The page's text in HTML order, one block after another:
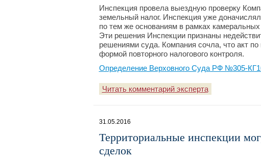
Инспекция провела выездную проверку
земельный налог. Инспекция уже
по тем же основаниям в рамках
Эти решения Инспекции признаны
решениями суда. Компания сочла, что акт
формой повторного налогового контроля.
Определение Верховного Суда РФ №305-
Читать комментарий эксперта
31.05.2016
Территориальные инспекции
сделок